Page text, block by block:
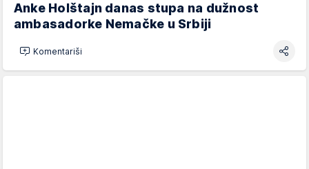
Anke Holštajn danas stupa na dužnost
ambasadorke Nemačke u Srbiji
Komentariši